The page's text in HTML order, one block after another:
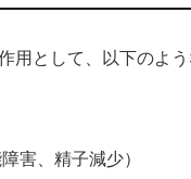
用として、以下のよう
害、精子減少）